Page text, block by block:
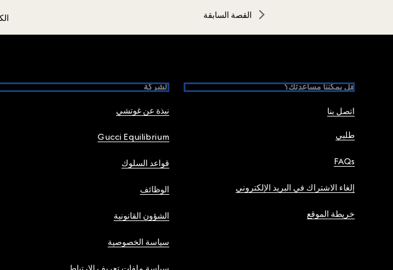
القصة السابقة
Footer
هل يمكننا مساعدتك؟
اتصل بنا
طلبي
FAQs
إلغاء الاشتراك في البريد الإلكتروني
خريطة الموقع
الشركة
نبذة عن غوتشي
Gucci Equilibrium
قواعد السلوك
الوظائف
الشؤون القانونية
سياسة الخصوصية